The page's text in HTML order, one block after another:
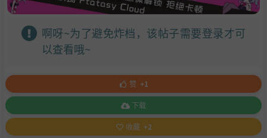
啊呀~为了避免炸档，该帖子需要登录才可
以查看哦~
赞 +1
下载
收藏 +2